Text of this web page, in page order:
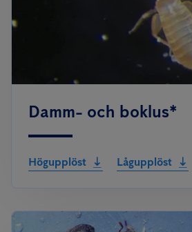
Damm- och boklus*
Högupplöst Lågupplöst